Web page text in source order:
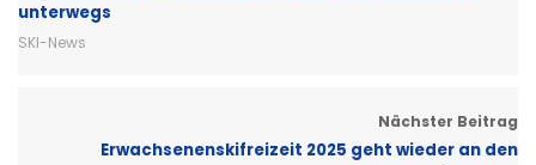
unterwegs
SKI-News
Nächster Beitrag
Erwachsenenskifreizeit 2025 geht wieder an den